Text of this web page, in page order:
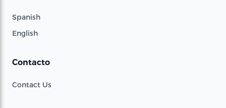
Spanish
English
Contacto
Contact Us